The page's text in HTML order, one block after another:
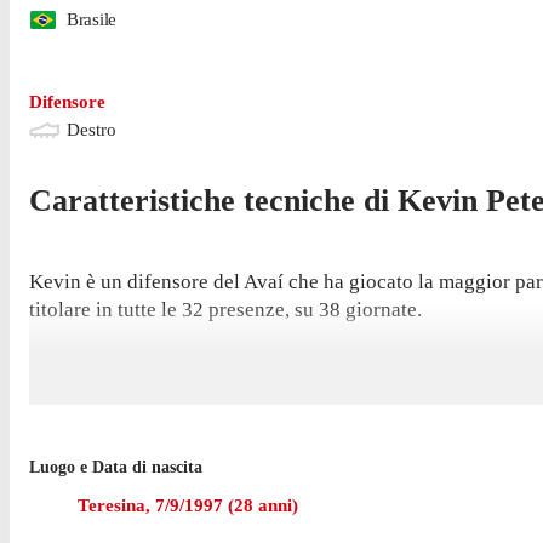
Brasile
Difensore
Destro
Caratteristiche tecniche di Kevin
Kevin è un difensore del Avaí che ha giocato la maggior
titolare in tutte le 32 presenze, su 38 giornate.
La sua ultima partita in Serie A risale al 2 novembre, con
Nell'ultima stagione con Ponte Preta in Serie B Kevin ha
Luogo e Data di nascita
Teresina, 7/9/1997 (28 anni)